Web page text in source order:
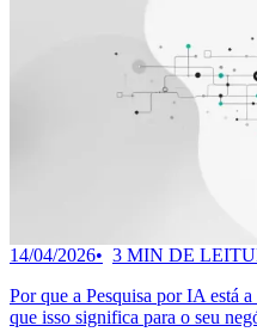
14/04/2026 3 MIN DE
Por que a Pesquisa por IA está
que isso significa para o seu